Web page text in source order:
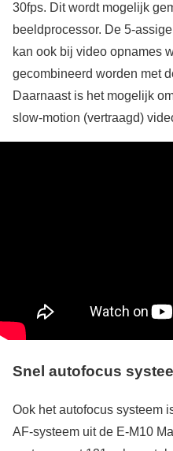
30fps. Dit wordt mogelijk
beeldprocessor. De 5-
kan ook bij video opnames
gecombineerd worden met
Daarnaast is het mogelijk
slow-motion (vertraagd)
Snel autofocus
Ook het autofocus systeem
AF-systeem uit de E-M10